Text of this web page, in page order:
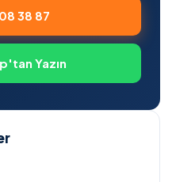
38 87
Yazın